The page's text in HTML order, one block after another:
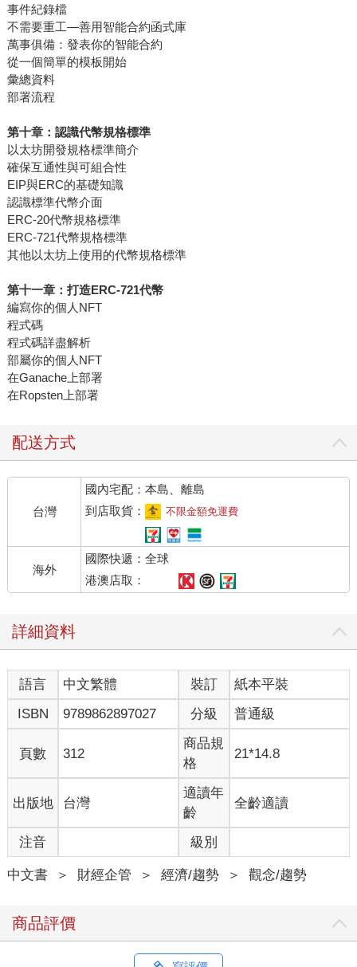
事件紀錄檔
不需要重工—善用智能合約函式庫
萬事俱備：發表你的智能合約
從一個簡單的模板開始
彙總資料
部署流程
第十章：認識代幣規格標準
以太坊開發規格標準簡介
確保互通性與可組合性
EIP與ERC的基礎知識
認識標準代幣介面
ERC-20代幣規格標準
ERC-721代幣規格標準
其他以太坊上使用的代幣規格標準
第十一章：打造ERC-721代幣
編寫你的個人NFT
程式碼
程式碼詳盡解析
部屬你的個人NFT
在Ganache上部署
在Ropsten上部署
配送方式
台灣
國內宅配：本島、離島
到店取貨：
不限金額免運費
海外
國際快遞：全球
港澳店取：
詳細資料
語言 中文繁體 裝訂
紙本平裝
ISBN
9789862897027 分級 普通級
頁數 312
商品規
格
21*14.8
出版地 台灣
適讀年
齡
全齡適讀
注音 級別
中文書 ＞ 財經企管 ＞ 經濟/趨勢 ＞ 觀念/趨勢
商品評價